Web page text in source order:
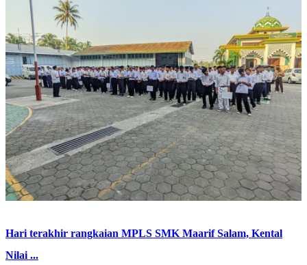
Hari terakhir rangkaian MPLS SMK Maarif Salam, Kental
Nilai ...